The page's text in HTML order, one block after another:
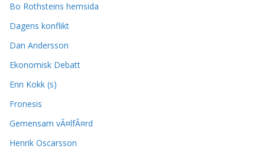
Bo Rothsteins hemsida
Dagens konflikt
Dan Andersson
Ekonomisk Debatt
Enn Kokk (s)
Fronesis
Gemensam vÃ¤lfÃ¤rd
Henrik Oscarsson